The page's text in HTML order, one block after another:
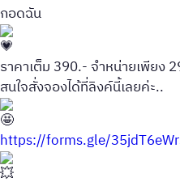
กอดฉัน
ราคาเต็ม 390.- จำหน่ายเพียง
สนใจสั่งจองได้ที่ลิงค์นี้เลยค่ะ..
https://forms.gle/